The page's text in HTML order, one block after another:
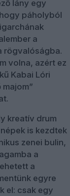
lány egy
páholyból
a
rögvalóságba.
volna, azért ez
Kabai Lóri
kreatív drum
is kezdtek
zenei bulin,
a
a
egyre
el: csak egy